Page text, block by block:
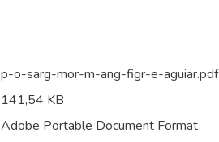
p-o-sarg-mor-m-ang-figr-e-aguiar.pdf
141,54 KB
Adobe Portable Document Format